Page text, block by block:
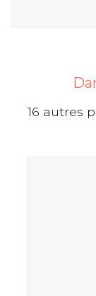
16 autres